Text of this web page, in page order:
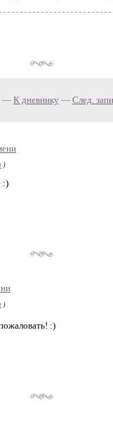
— К дневнику — След.
)
:)
)
:)